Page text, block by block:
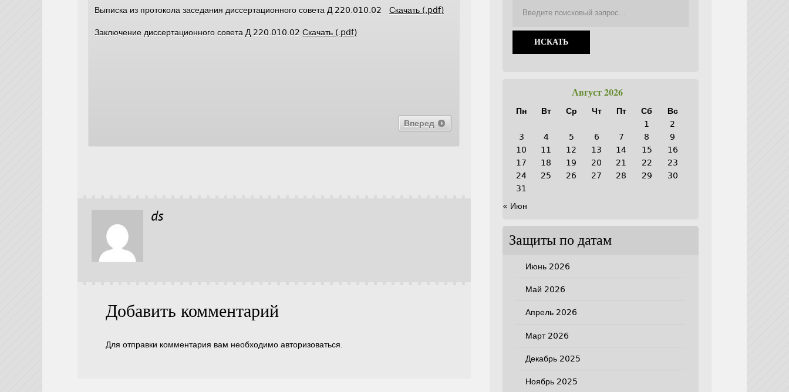
Выписка из протокола заседания диссертационного совета Д 220.010.02Скачать (.pdf)
Заключение диссертационного совета Д 220.010.02Скачать (.pdf)
Вперед
ds
Добавить комментарий
Для отправки комментария вам необходимоавторизоваться
Август 2026
Пн Вт Ср Чт Пт Сб
Вс
1
2
3
4 5 6 7 8
9
10
11 12 13 14 15
16
17
18 19 20 21 22
23
24
25 26 27 28 29
30
31
« Июн
Защиты по датам
Июнь 2026
Май 2026
Апрель 2026
Март 2026
Декабрь 2025
Ноябрь 2025